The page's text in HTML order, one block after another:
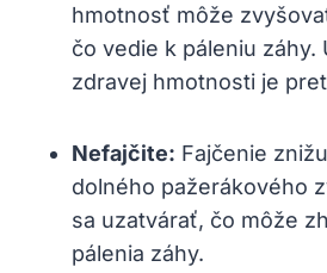
hmotnosť môže
čo vedie k páleniu záhy.
zdravej hmotnosti je
Nefajčite: Fajčenie
dolného pažerákového
sa uzatvárať, čo môže
pálenia záhy.